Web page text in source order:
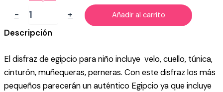
-
DISFRAZ
EGIPCIO
cantidad
+ Añadir al carrito
Descripción
El disfraz de egipcio para niño incluye velo, cuello, túnica,
cinturón, muñequeras, perneras. Con este disfraz los más
pequeños parecerán un auténtico Egipcio ya que incluye